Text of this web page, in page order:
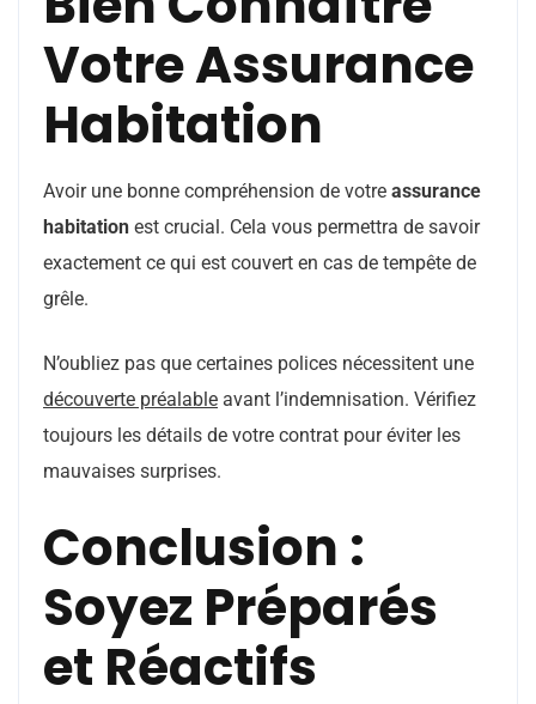
Votre Assurance
Habitation
Avoir une bonne compréhension de votre assurance
habitation est crucial. Cela vous permettra de savoir
exactement ce qui est couvert en cas de tempête de
grêle.
N’oubliez pas que certaines polices nécessitent une
découverte préalable avant l’indemnisation. Vérifiez
toujours les détails de votre contrat pour éviter les
mauvaises surprises.
Conclusion :
Soyez Préparés
et Réactifs